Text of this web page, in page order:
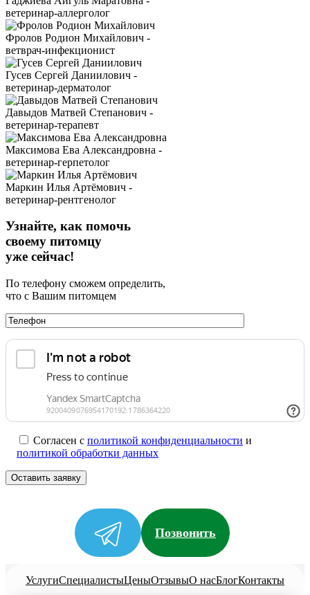
ветеринар-аллерголог
Фролов Родион Михайлович -
ветврач-инфекционист
Гусев Сергей Даниилович -
ветеринар-дерматолог
Давыдов Матвей Степанович -
ветеринар-терапевт
Максимова Ева Александровна -
ветеринар-герпетолог
Маркин Илья Артёмович -
ветеринар-рентгенолог
Узнайте, как помочь
своему питомцу
уже сейчас!
По телефону сможем определить,
что с Вашим питомцем
Согласен с политикой конфиденциальности и
политикой обработки данных
Позвонить
УслугиСпециалистыЦеныОтзывыО насБлогКонтакты